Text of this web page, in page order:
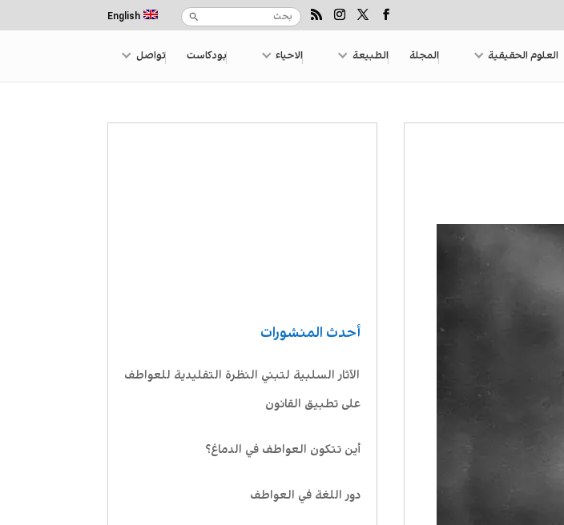
English
العلوم الحقيقية المجلة الطبيعة الاحياء بودكاست تواصل
أحدث المنشورات
الآثار السلبية لتبني النظرة التقليدية للعواطف
على تطبيق القانون
أين تتكون العواطف في الدماغ؟
دور اللغة في العواطف